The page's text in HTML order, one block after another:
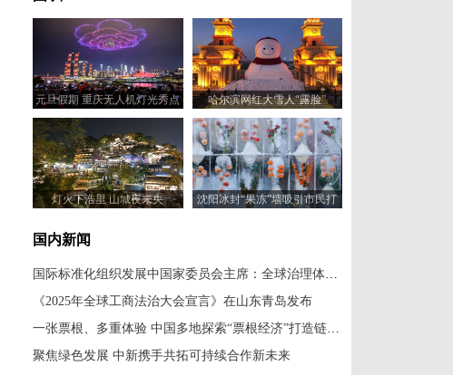
元旦假期 重庆无人机灯光秀点
亮绚丽夜空
哈尔滨网红大雪人“露脸”
灯火下浩里 山城夜未央
沈阳冰封“果冻”墙吸引市民打
国内新闻
国际标准化组织发展中国家委员会主席：全球治理体系改革应共建共享
《2025年全球工商法治大会宣言》在山东青岛发布
一张票根、多重体验 中国多地探索“票根经济”打造链式消费新场景
聚焦绿色发展 中新携手共拓可持续合作新未来